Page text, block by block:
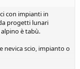
con impianti in
progetti lunari
è tabù.
nevica scio, impianto o